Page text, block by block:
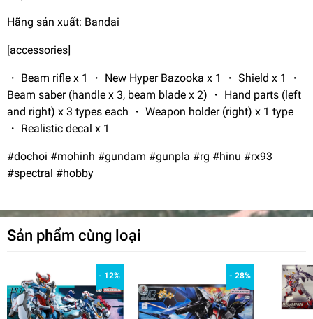
Hãng sản xuất: Bandai
[accessories]
・ Beam rifle x 1 ・ New Hyper Bazooka x 1 ・ Shield x 1 ・
Beam saber (handle x 3, beam blade x 2) ・ Hand parts (left
and right) x 3 types each ・ Weapon holder (right) x 1 type
・ Realistic decal x 1
#dochoi #mohinh #gundam #gunpla #rg #hinu #rx93
#spectral #hobby
Sản phẩm cùng loại
- 12% - 28%